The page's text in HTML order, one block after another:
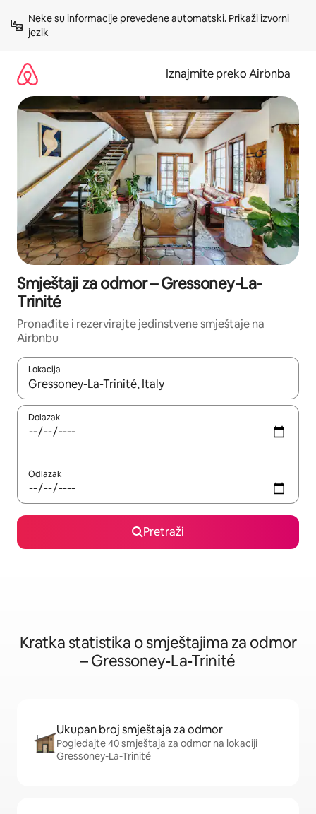
sadržaj
Neke su informacije prevedene automatski. Prikaži izvorni
jezik
Iznajmite preko Airbnba
Smještaji za odmor – Gressoney-La-
Trinité
Pronađite i rezervirajte jedinstvene smještaje na
Airbnbu
Lokacija
Kada budu dostupni rezultati, moći ćete ih pregledati
Dolazak
Odlazak
Pretraži
Kratka statistika o smještajima za odmor
– Gressoney-La-Trinité
Ukupan broj smještaja za odmor
Pogledajte 40 smještaja za odmor na lokaciji
Gressoney-La-Trinité